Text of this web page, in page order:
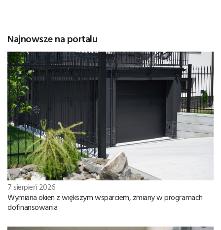
Najnowsze na portalu
7 sierpień 2026
Wymiana okien z większym wsparciem, zmiany w programach
dofinansowania